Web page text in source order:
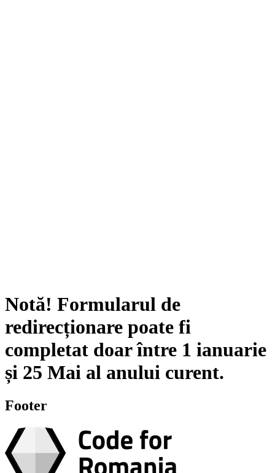
Notă! Formularul de
redirecționare poate fi
completat doar între 1 ianuarie
și 25 Mai al anului curent.
Footer